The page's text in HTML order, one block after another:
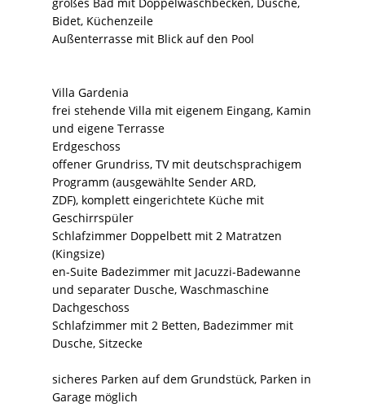
Bidet, Küchenzeile
Außenterrasse mit Blick auf den Pool
Villa Gardenia
frei stehende Villa mit eigenem Eingang, Kamin
und eigene Terrasse
Erdgeschoss
offener Grundriss, TV mit deutschsprachigem
Programm (ausgewählte Sender ARD,
ZDF), komplett eingerichtete Küche mit
Geschirrspüler
Schlafzimmer Doppelbett mit 2 Matratzen
(Kingsize)
en-Suite Badezimmer mit Jacuzzi-Badewanne
und separater Dusche, Waschmaschine
Dachgeschoss
Schlafzimmer mit 2 Betten, Badezimmer mit
Dusche, Sitzecke
sicheres Parken auf dem Grundstück, Parken in
Garage möglich